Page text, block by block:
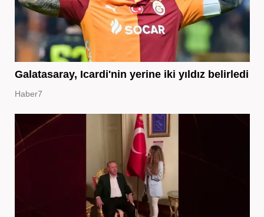
Galatasaray, Icardi'nin yerine iki yıldız belirledi
Haber7